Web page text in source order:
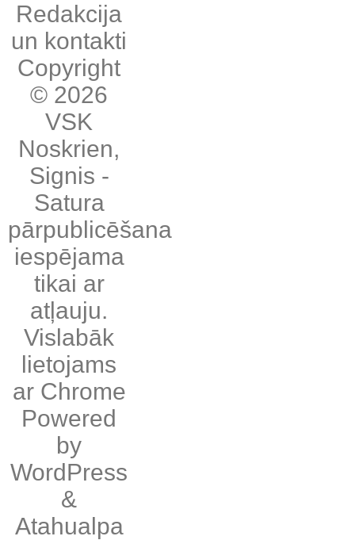
Redakcija
un kontakti
Copyright
© 2026
VSK
Noskrien,
Signis -
Satura
pārpublicēšana
iespējama
tikai ar
atļauju.
Vislabāk
lietojams
ar Chrome
Powered
by
WordPress
&
Atahualpa